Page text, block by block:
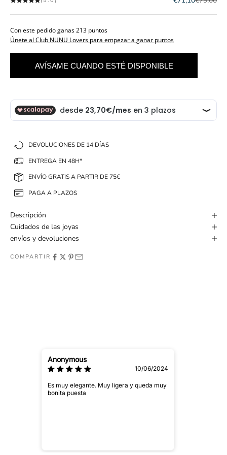
Con este pedido ganas 213 puntos
Únete al Club NUNU Lovers para empezar a ganar puntos
AVÍSAME CUANDO ESTÉ DISPONIBLE
DEVOLUCIONES DE 14 DÍAS
ENTREGA EN 48H*
ENVÍO GRATIS A PARTIR DE 75€
PAGA A PLAZOS
Descripción
Cuidados de las joyas
envíos y devoluciones
COMPARTIR
Anonymous
10/06/2024
Es muy elegante. Muy ligera y queda muy
bonita puesta